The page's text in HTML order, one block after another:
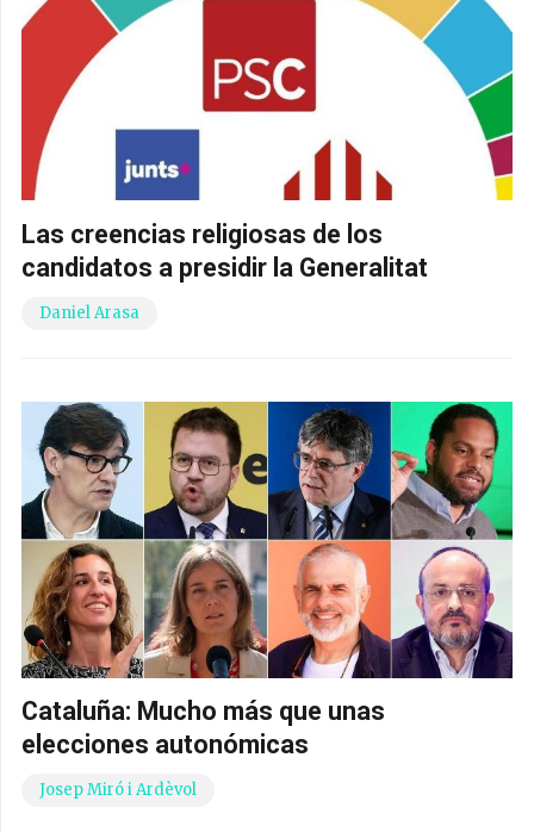
Las creencias religiosas de los
candidatos a presidir la Generalitat
Daniel Arasa
Cataluña: Mucho más que unas
elecciones autonómicas
Josep Miró i Ardèvol